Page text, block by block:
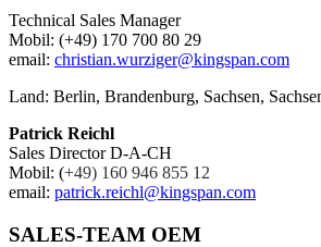
Technical Sales Manager
Mobil: (+49) 170 700 80 29
email: christian.wurziger@kingspan.com
Land: Berlin, Brandenburg, Sachsen,
Patrick Reichl
Sales Director D-A-CH
Mobil: (+49) 160 946 855 12
email: patrick.reichl@kingspan.com
SALES-TEAM OEM